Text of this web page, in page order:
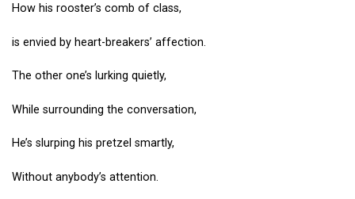
How his rooster’s comb of class,
is envied by heart-breakers’ affection.
The other one’s lurking quietly,
While surrounding the conversation,
He’s slurping his pretzel smartly,
Without anybody’s attention.